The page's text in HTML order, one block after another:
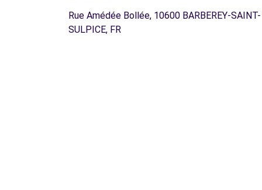
Rue Amédée Bollée, 10600 BARBEREY-SAINT-
SULPICE, FR